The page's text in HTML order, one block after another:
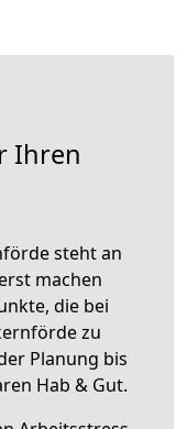
Ihren
steht an
machen
die bei
zu
Planung bis
Hab & Gut.